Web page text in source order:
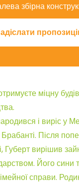
збірна
міцну
і виріс у
Після
Губерт вирішив
Його сини
справи.